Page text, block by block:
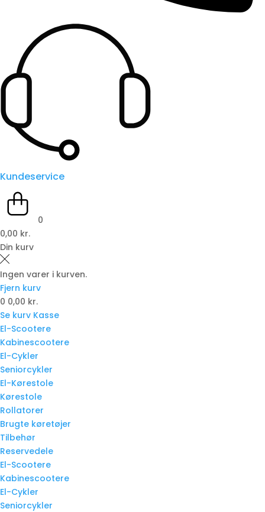
Kundeservice
0
0,00 kr.
Din kurv
Ingen varer i kurven.
Fjern kurv
0 0,00 kr.
Se kurv Kasse
El-Scootere
Kabinescootere
El-Cykler
Seniorcykler
El-Kørestole
Kørestole
Rollatorer
Brugte køretøjer
Tilbehør
Reservedele
El-Scootere
Kabinescootere
El-Cykler
Seniorcykler